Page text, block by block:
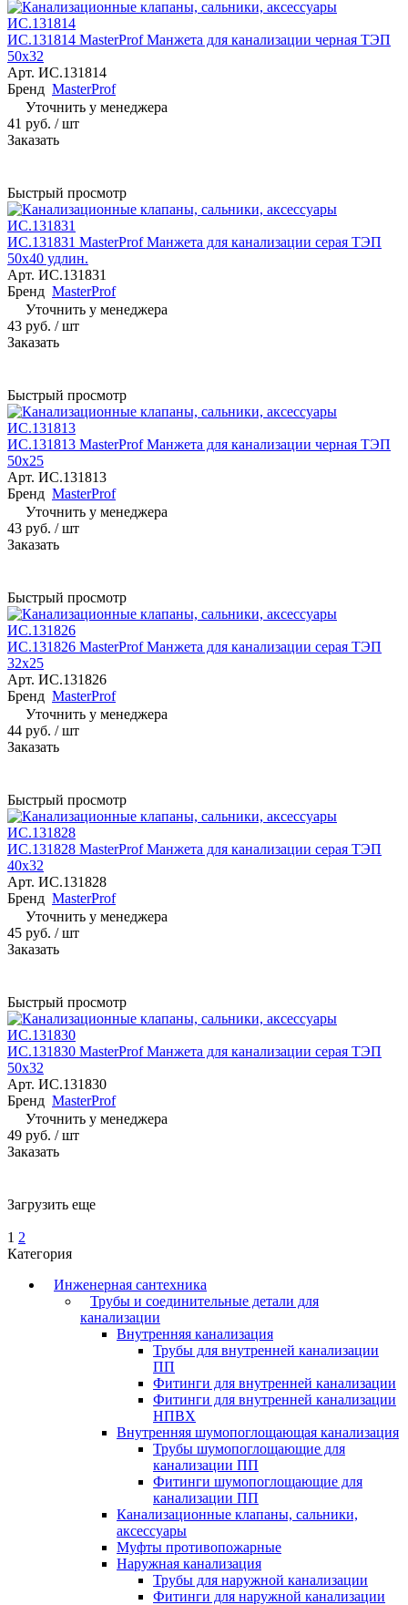
ИС.131814 MasterProf Манжета для канализации черная ТЭП
50х32
Арт. ИС.131814
Бренд MasterProf
Уточнить у менеджера
41 руб. / шт
Заказать
Быстрый просмотр
ИС.131831 MasterProf Манжета для канализации серая ТЭП
50х40 удлин.
Арт. ИС.131831
Бренд MasterProf
Уточнить у менеджера
43 руб. / шт
Заказать
Быстрый просмотр
ИС.131813 MasterProf Манжета для канализации черная ТЭП
50х25
Арт. ИС.131813
Бренд MasterProf
Уточнить у менеджера
43 руб. / шт
Заказать
Быстрый просмотр
ИС.131826 MasterProf Манжета для канализации серая ТЭП
32х25
Арт. ИС.131826
Бренд MasterProf
Уточнить у менеджера
44 руб. / шт
Заказать
Быстрый просмотр
ИС.131828 MasterProf Манжета для канализации серая ТЭП
40х32
Арт. ИС.131828
Бренд MasterProf
Уточнить у менеджера
45 руб. / шт
Заказать
Быстрый просмотр
ИС.131830 MasterProf Манжета для канализации серая ТЭП
50х32
Арт. ИС.131830
Бренд MasterProf
Уточнить у менеджера
49 руб. / шт
Заказать
Загрузить еще
1 2
Категория
Инженерная сантехника
Трубы и соединительные детали для
канализации
Внутренняя канализация
Трубы для внутренней канализации
ПП
Фитинги для внутренней канализации
Фитинги для внутренней канализации
НПВХ
Внутренняя шумопоглощающая канализация
Трубы шумопоглощающие для
канализации ПП
Фитинги шумопоглощающие для
канализации ПП
Канализационные клапаны, сальники,
аксессуары
Муфты противопожарные
Наружная канализация
Трубы для наружной канализации
Фитинги для наружной канализации